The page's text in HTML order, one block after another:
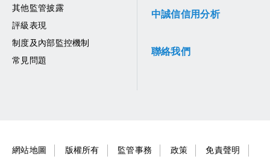
其他監管披露
評級表現
制度及內部監控機制
常見問題
中誠信信用分析
聯絡我們
網站地圖 版權所有 監管事務 政策 免責聲明